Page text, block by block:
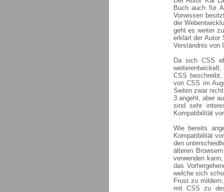
Buch auch für
Vorwissen
der
geht es weiter
erklärt der Autor
Verständnis von
Da sich CSS
CSS
von CSS im
Seiten zwar
3 angeht, aber
sind sehr
Kompatibilität
Wie bereits
Kompatibilität
den
älteren
verwenden
das
welche sich
Frust zu
mit CSS zu